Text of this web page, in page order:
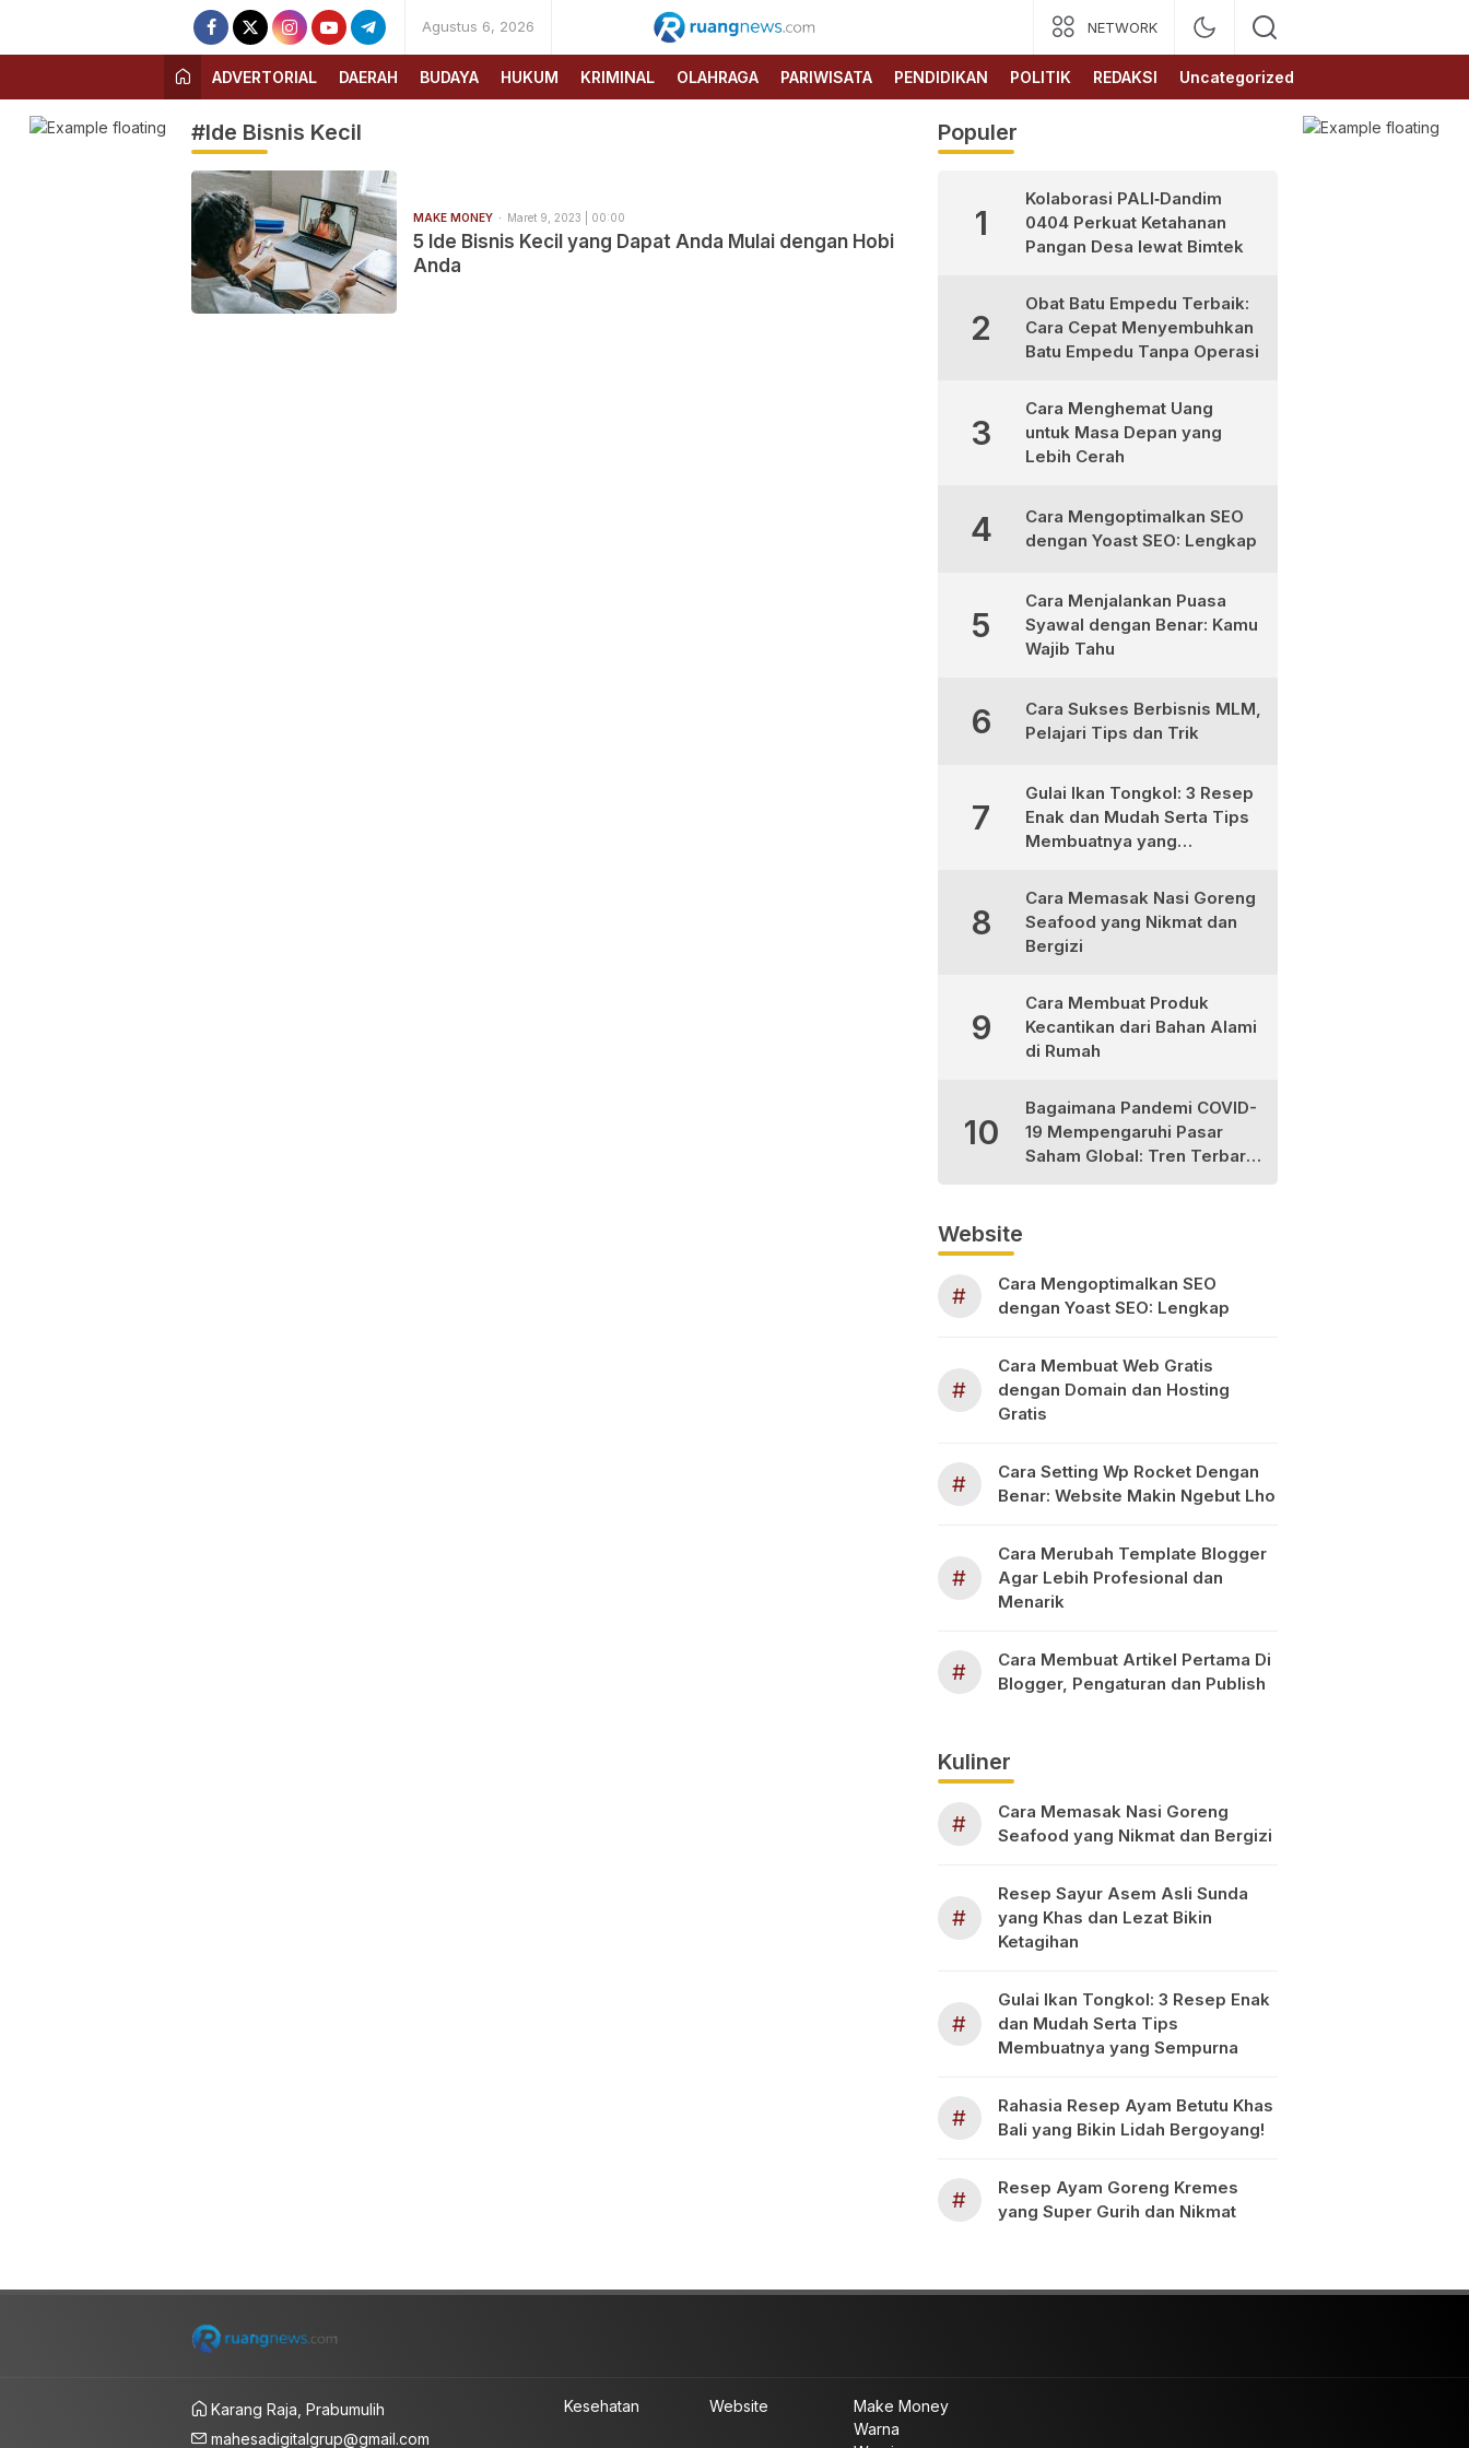
Agustus 6, 2026
RUANG
NEWS
NETWORK
ADVERTORIAL DAERAH BUDAYA HUKUM KRIMINAL OLAHRAGA PARIWISATA PENDIDIKAN POLITIK REDAKSI Uncategorized
#Ide Bisnis Kecil
MAKE MONEY Maret 9, 2023 | 00:00
5 Ide Bisnis Kecil yang Dapat Anda Mulai dengan Hobi
Anda
Populer
1
Kolaborasi PALI‑Dandim
0404 Perkuat Ketahanan
Pangan Desa lewat Bimtek
2
Obat Batu Empedu Terbaik:
Cara Cepat Menyembuhkan
Batu Empedu Tanpa Operasi
3
Cara Menghemat Uang
untuk Masa Depan yang
Lebih Cerah
4
Cara Mengoptimalkan SEO
dengan Yoast SEO: Lengkap
5
Cara Menjalankan Puasa
Syawal dengan Benar: Kamu
Wajib Tahu
6
Cara Sukses Berbisnis MLM,
Pelajari Tips dan Trik
7
Gulai Ikan Tongkol: 3 Resep
Enak dan Mudah Serta Tips
Membuatnya yang
8
Cara Memasak Nasi Goreng
Seafood yang Nikmat dan
Bergizi
9
Cara Membuat Produk
Kecantikan dari Bahan Alami
di Rumah
10
Bagaimana Pandemi COVID-
19 Mempengaruhi Pasar
Saham Global: Tren Terbaru
Website
#
Cara Mengoptimalkan SEO
dengan Yoast SEO: Lengkap
#
Cara Membuat Web Gratis
dengan Domain dan Hosting
Gratis
#
Cara Setting Wp Rocket Dengan
Benar: Website Makin Ngebut Lho
#
Cara Merubah Template Blogger
Agar Lebih Profesional dan
Menarik
#
Cara Membuat Artikel Pertama Di
Blogger, Pengaturan dan Publish
Kuliner
#
Cara Memasak Nasi Goreng
Seafood yang Nikmat dan Bergizi
#
Resep Sayur Asem Asli Sunda
yang Khas dan Lezat Bikin
Ketagihan
#
Gulai Ikan Tongkol: 3 Resep Enak
dan Mudah Serta Tips
Membuatnya yang Sempurna
#
Rahasia Resep Ayam Betutu Khas
Bali yang Bikin Lidah Bergoyang!
#
Resep Ayam Goreng Kremes
yang Super Gurih dan Nikmat
Karang Raja, Prabumulih
mahesadigitalgrup@gmail.com
Kesehatan Website
Make Money
Warna